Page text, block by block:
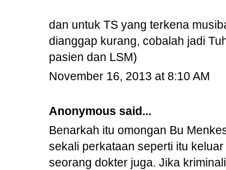
dan untuk TS yang terkena
dianggap kurang, cobalah jadi
pasien dan LSM)
November 16, 2013 at 8:10 AM
Anonymous said...
Benarkah itu omongan Bu
sekali perkataan seperti itu
seorang dokter juga. Jika